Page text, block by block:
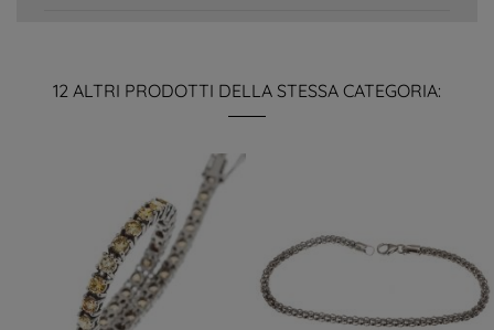
12 ALTRI PRODOTTI DELLA STESSA CATEGORIA: